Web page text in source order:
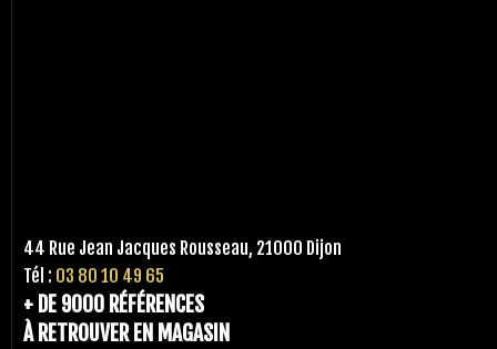
44 Rue Jean Jacques Rousseau, 21000 Dijon
Tél : 03 80 10 49 65
+ DE 9000 RÉFÉRENCES
À RETROUVER EN MAGASIN